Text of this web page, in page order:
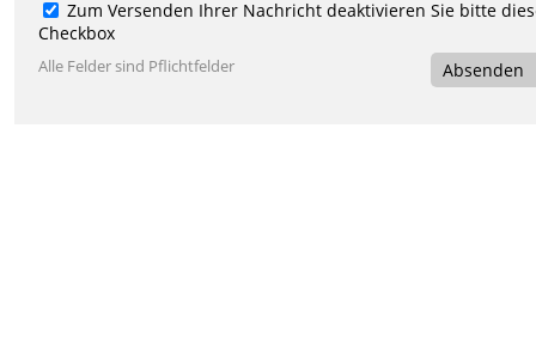
Zum Versenden Ihrer Nachricht deaktivieren Sie bitte
Checkbox
Alle Felder sind Pflichtfelder Absenden